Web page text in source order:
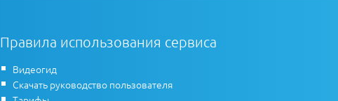
Правила использования сервиса
Видеогид
Скачать руководство пользователя